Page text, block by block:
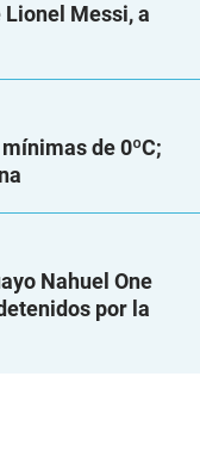
Messi, a
de 0ºC;
Nahuel One
por la